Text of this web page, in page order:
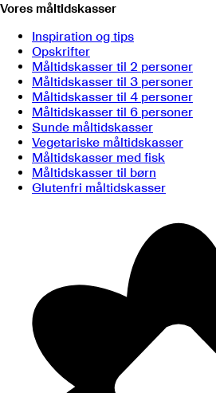
Vores måltidskasser
Inspiration og tips
Opskrifter
Måltidskasser til 2 personer
Måltidskasser til 3 personer
Måltidskasser til 4 personer
Måltidskasser til 6 personer
Sunde måltidskasser
Vegetariske måltidskasser
Måltidskasser med fisk
Måltidskasser til børn
Glutenfri måltidskasser